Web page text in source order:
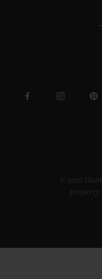
© 2026
property